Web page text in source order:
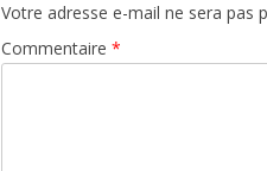
Votre adresse e-mail ne sera pas
Commentaire *